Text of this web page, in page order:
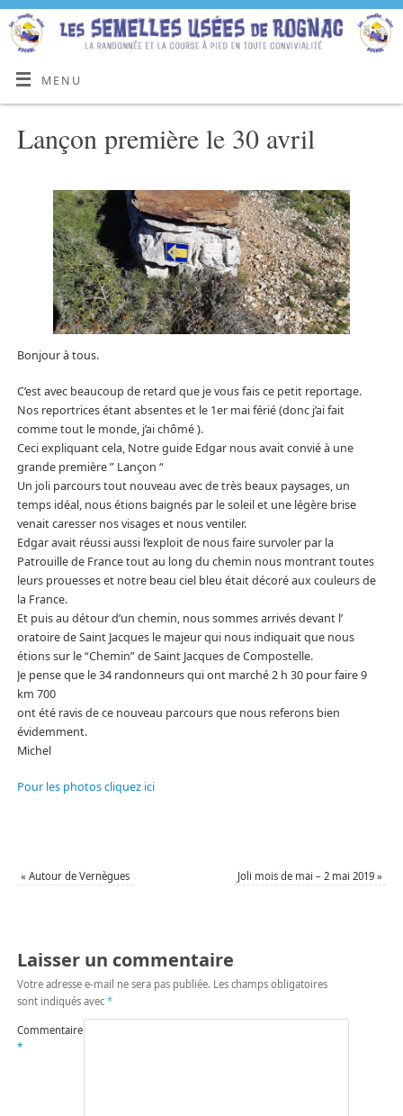
MENU
Lançon première le 30 avril
Bonjour à tous.
C’est avec beaucoup de retard que je vous fais ce petit reportage.
Nos reportrices étant absentes et le 1er mai férié (donc j’ai fait
comme tout le monde, j’ai chômé ).
Ceci expliquant cela, Notre guide Edgar nous avait convié à une
grande première ” Lançon “
Un joli parcours tout nouveau avec de très beaux paysages, un
temps idéal, nous étions baignés par le soleil et une légère brise
venait caresser nos visages et nous ventiler.
Edgar avait réussi aussi l’exploit de nous faire survoler par la
Patrouille de France tout au long du chemin nous montrant toutes
leurs prouesses et notre beau ciel bleu était décoré aux couleurs de
la France.
Et puis au détour d’un chemin, nous sommes arrivés devant l’
oratoire de Saint Jacques le majeur qui nous indiquait que nous
étions sur le “Chemin” de Saint Jacques de Compostelle.
Je pense que le 34 randonneurs qui ont marché 2 h 30 pour faire 9
km 700
ont été ravis de ce nouveau parcours que nous referons bien
évidemment.
Michel
Pour les photos cliquez ici
« Autour de Vernègues Joli mois de mai – 2 mai 2019»
Laisser un commentaire
Votre adresse e-mail ne sera pas publiée. Les champs obligatoires
sont indiqués avec *
Commentaire
*